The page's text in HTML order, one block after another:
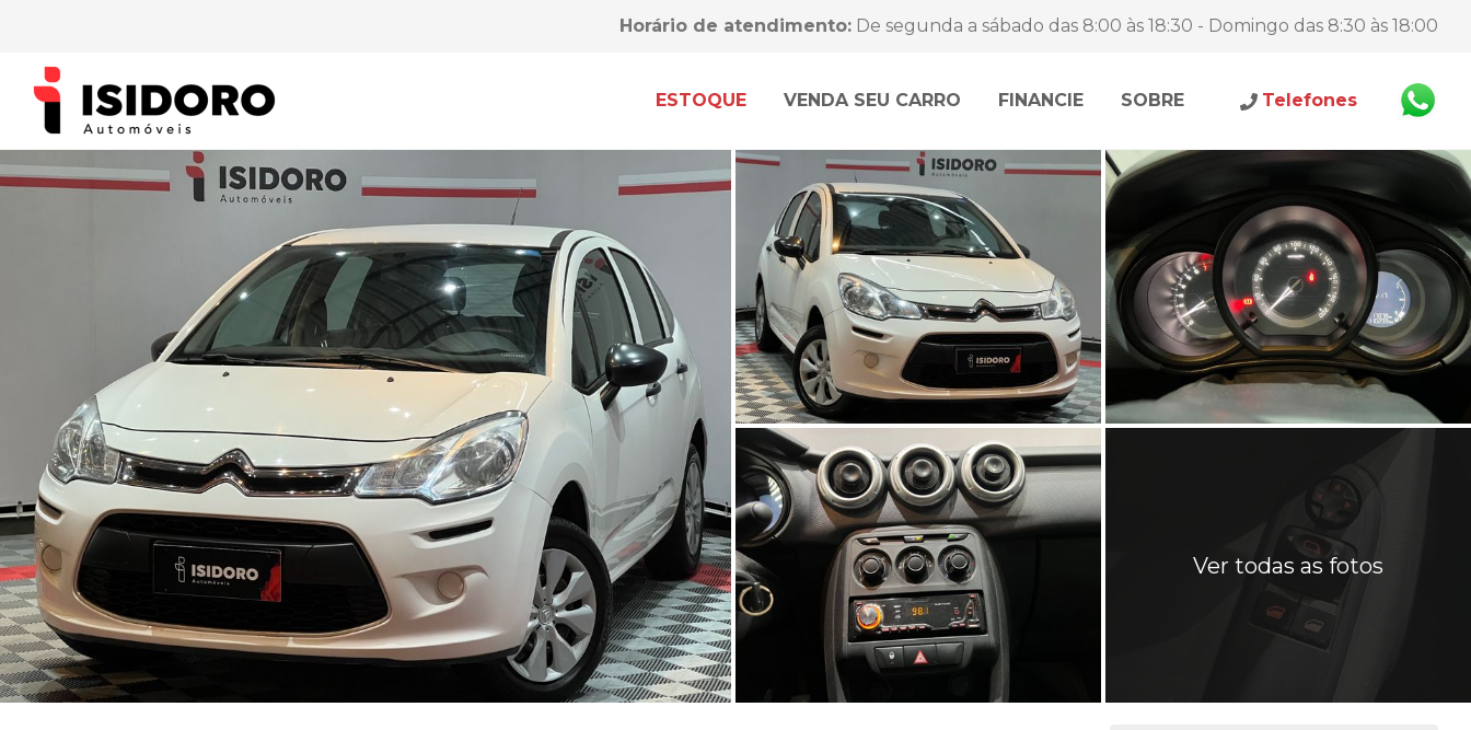
Horário de atendimento: De segunda a sábado das 8:00 às 18:30 - Domingo das 8:30 às 18:00
ESTOQUE VENDA SEU CARRO FINANCIE SOBRE Telefones
Ver todas as fotos